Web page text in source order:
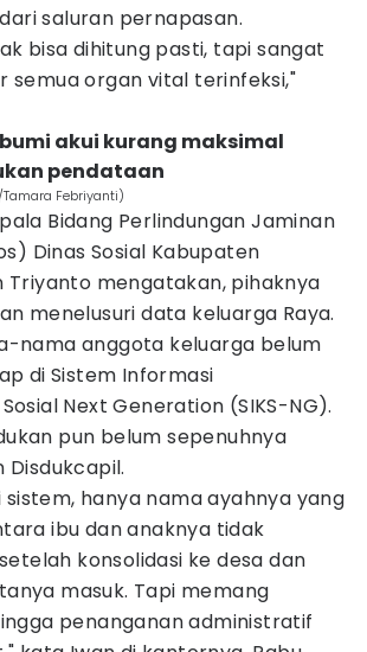
saluran pernapasan.
bisa dihitung pasti, tapi sangat
semua organ vital terinfeksi,"
akui kurang maksimal
pendataan
Tamara Febriyanti)
Bidang Perlindungan Jaminan
Dinas Sosial Kabupaten
Triyanto mengatakan, pihaknya
menelusuri data keluarga Raya.
nama anggota keluarga belum
di Sistem Informasi
Next Generation (SIKS-NG).
pun belum sepenuhnya
Disdukcapil.
sistem, hanya nama ayahnya yang
ibu dan anaknya tidak
konsolidasi ke desa dan
masuk. Tapi memang
penanganan administratif